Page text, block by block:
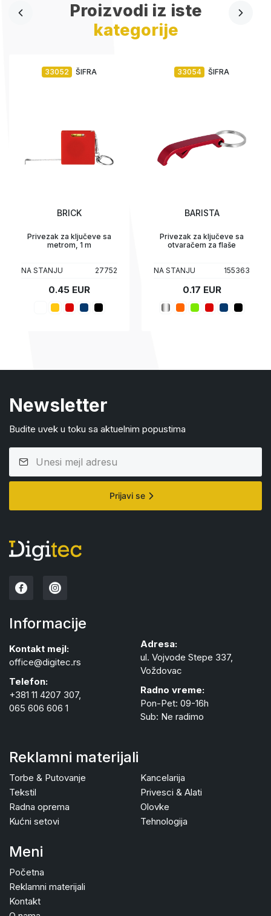
Proizvodi iz iste
kategorije
ŠIFRA
33052
BRICK
Privezak za ključeve sa
metrom, 1 m
NA STANJU 27752
0.45 EUR
ŠIFRA
33054
BARISTA
Privezak za ključeve sa
otvaračem za flaše
NA STANJU 155363
0.17 EUR
Newsletter
Budite uvek u toku sa aktuelnim popustima
Prijavi se
Informacije
Kontakt mejl:
office@digitec.rs
Telefon:
+381 11 4207 307,
065 606 606 1
Adresa:
ul. Vojvode Stepe 337,
Voždovac
Radno vreme:
Pon-Pet: 09-16h
Sub: Ne radimo
Reklamni materijali
Torbe & Putovanje
Tekstil
Radna oprema
Kućni setovi
Kancelarija
Privesci & Alati
Olovke
Tehnologija
Meni
Početna
Reklamni materijali
Kontakt